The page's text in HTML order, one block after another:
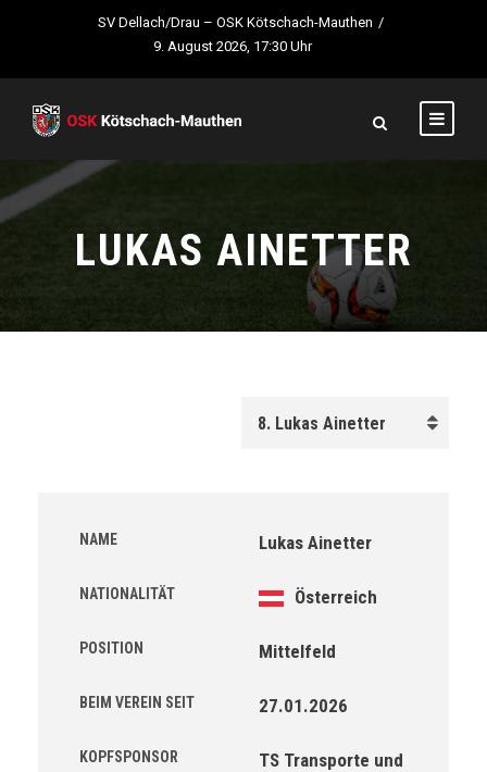
SV Dellach/Drau – OSK Kötschach-Mauthen /
9. August 2026, 17:30 Uhr
LUKAS AINETTER
NAME Lukas Ainetter
NATIONALITÄT Österreich
POSITION Mittelfeld
BEIM VEREIN SEIT 27.01.2026
KOPFSPONSOR
TS Transporte und